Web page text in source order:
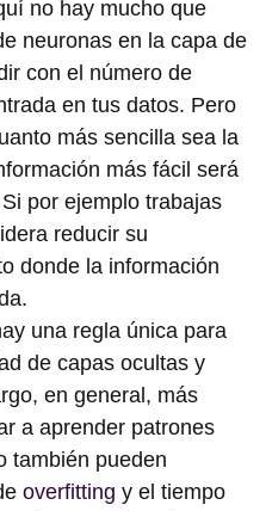
no hay mucho que
neuronas en la capa de
con el número de
en tus datos. Pero
más sencilla sea la
más fácil será
por ejemplo trabajas
reducir su
donde la información
una regla única para
de capas ocultas y
en general, más
a aprender patrones
también pueden
overfitting y el tiempo